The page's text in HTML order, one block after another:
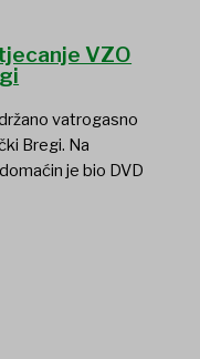
VZO
vatrogasno
Bregi. Na
je bio DVD